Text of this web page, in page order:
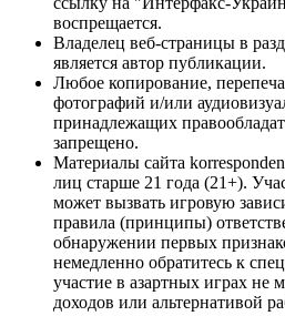
воспрещается.
Владелец веб-страницы в
является автор публикации.
Любое копирование,
фотографий и/или
принадлежащих
запрещено.
Материалы сайта
лиц старше 21 года (21+).
может вызвать игровую
правила (принципы)
обнаружении первых
немедленно обратитесь к
участие в азартных играх не
доходов или альтернативой